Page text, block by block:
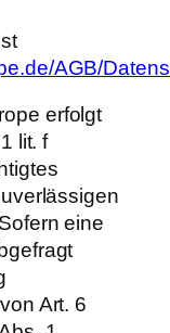
AGB/
erfolgt
lit. f
eine
Art. 6